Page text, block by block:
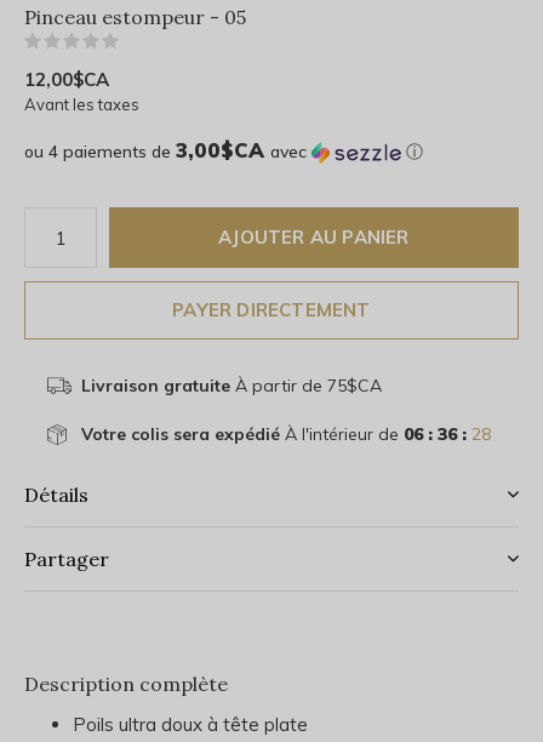
Pinceau estompeur - 05
12,00$CA
Avant les taxes
ou 4 paiements de 3,00$CA avec ⓘ
AJOUTER AU PANIER
PAYER DIRECTEMENT
Livraison gratuiteÀ partir de 75$CA
Votre colis sera expédiéÀ l'intérieur de 06 : 36 : 28
Détails
Partager
Description complète
Poils ultra doux à tête plate